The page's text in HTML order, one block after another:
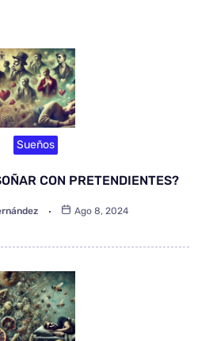
Sueños
CON PRETENDIENTES?
Ago 8, 2024